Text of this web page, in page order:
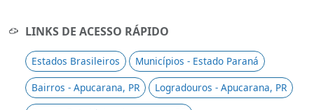
LINKS DE ACESSO RÁPIDO
Estados Brasileiros
Municípios - Estado Paraná
Bairros - Apucarana, PR
Logradouros - Apucarana, PR